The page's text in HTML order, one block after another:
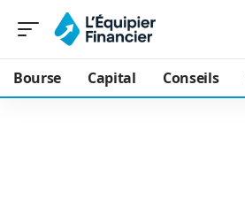
Bourse Capital Conseils